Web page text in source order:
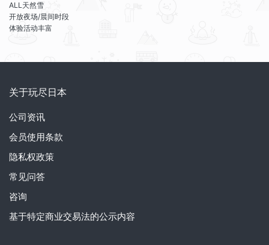
ALL天然雪
开放夜场/晨间时段
体验活动丰富
关于玩尽日本
公司资讯
会员使用条款
隐私权政策
常见问答
咨询
基于特定商业交易法的公示内容